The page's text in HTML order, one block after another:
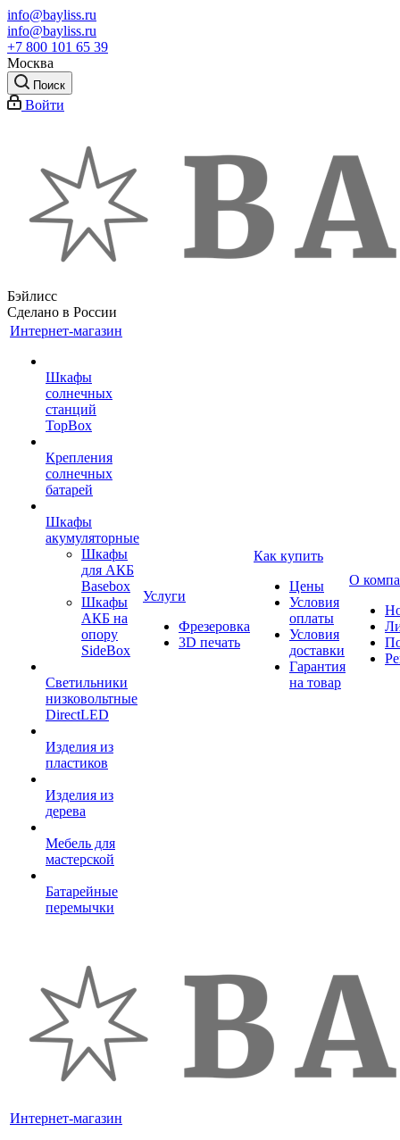
info@bayliss.ru
info@bayliss.ru
+7 800 101 65 39
Москва
Поиск
Войти
Бэйлисс
Сделано в России
Интернет-магазин
Шкафы
солнечных
станций
TopBox
Крепления
солнечных
батарей
Шкафы
акумуляторные
Шкафы
для АКБ
Basebox
Шкафы
АКБ на
опору
SideBox
Светильники
низковольтные
DirectLED
Изделия из
пластиков
Изделия из
дерева
Мебель для
мастерской
Батарейные
перемычки
Услуги
Фрезеровка
3D печать
Как купить
Цены
Условия
оплаты
Условия
доставки
Гарантия
на товар
О
Интернет-магазин